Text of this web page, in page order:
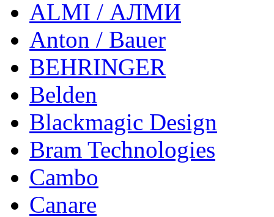
ALMI / АЛМИ
Anton / Bauer
BEHRINGER
Belden
Blackmagic Design
Bram Technologies
Cambo
Canare